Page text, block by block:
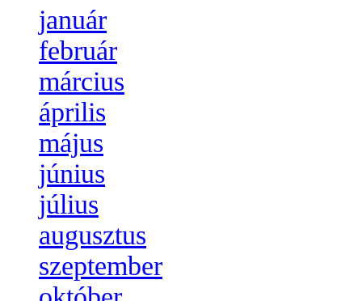
január
február
március
április
május
június
július
augusztus
szeptember